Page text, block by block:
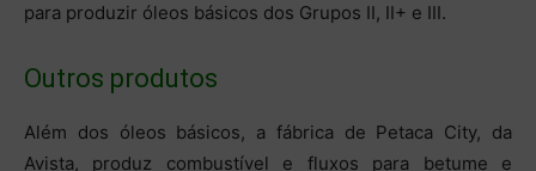
para produzir óleos básicos dos Grupos II, II+ e III.
Outros produtos
Além dos óleos básicos, a fábrica de Petaca City, da
Avista, produz combustível e fluxos para betume e